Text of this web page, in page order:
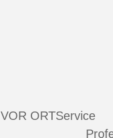
ORTService